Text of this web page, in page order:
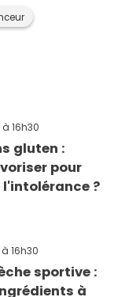
à 16h30
gluten :
pour
?
à 16h30
sportive :
à